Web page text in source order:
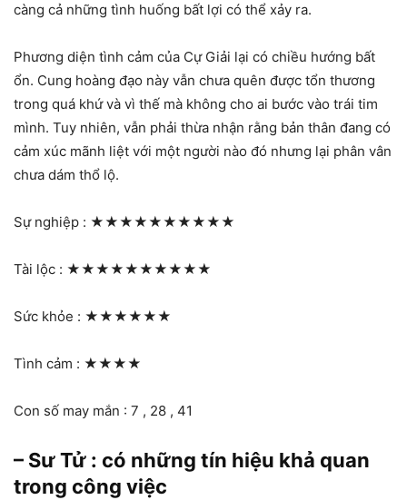
càng cả những tình huống bất lợi có thể xảy ra.
Phương diện tình cảm của Cự Giải lại có chiều hướng bất
ổn. Cung hoàng đạo này vẫn chưa quên được tổn thương
trong quá khứ và vì thế mà không cho ai bước vào trái tim
mình. Tuy nhiên, vẫn phải thừa nhận rằng bản thân đang có
cảm xúc mãnh liệt với một người nào đó nhưng lại phân vân
chưa dám thổ lộ.
Sự nghiệp : ★★★★★★★★★★
Tài lộc : ★★★★★★★★★★
Sức khỏe : ★★★★★★
Tình cảm : ★★★★
Con số may mắn : 7 , 28 , 41
– Sư Tử : có những tín hiệu khả quan
trong công việc